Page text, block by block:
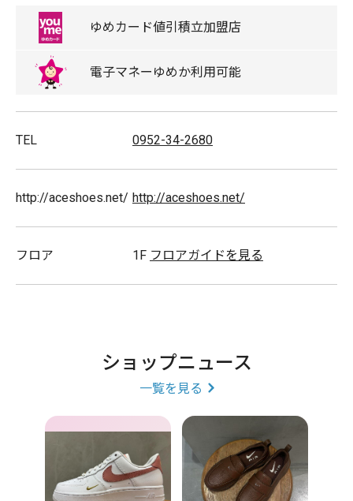
※Instagram
https://www.instagram.com/aceshoesss/
【主な取扱ブランド・商品】
NIKE、NEW BALANCE、adidas、VANSなど
ゆめカード値引積立加盟店
電子マネー ゆめか利用可能
TEL 0952-34-2680
http://aceshoes.net/ http://aceshoes.net/
フロア 1F フロアガイドを見る
ショップニュース
一覧を見る